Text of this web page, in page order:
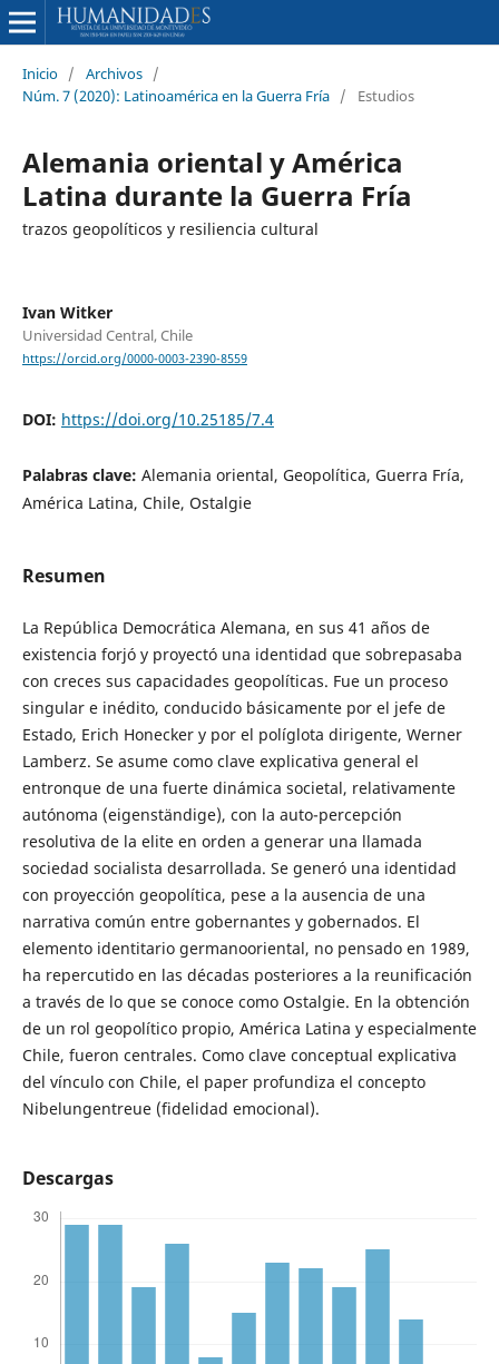
Inicio / Archivos /
Núm. 7 (2020): Latinoamérica en la Guerra Fría / Estudios
Alemania oriental y América
Latina durante la Guerra Fría
trazos geopolíticos y resiliencia cultural
Ivan Witker
Universidad Central, Chile
https://orcid.org/0000-0003-2390-8559
DOI: https://doi.org/10.25185/7.4
Palabras clave: Alemania oriental, Geopolítica, Guerra Fría,
América Latina, Chile, Ostalgie
Resumen
La República Democrática Alemana, en sus 41 años de
existencia forjó y proyectó una identidad que sobrepasaba
con creces sus capacidades geopolíticas. Fue un proceso
singular e inédito, conducido básicamente por el jefe de
Estado, Erich Honecker y por el políglota dirigente, Werner
Lamberz. Se asume como clave explicativa general el
entronque de una fuerte dinámica societal, relativamente
autónoma (eigenständige), con la auto-percepción
resolutiva de la elite en orden a generar una llamada
sociedad socialista desarrollada. Se generó una identidad
con proyección geopolítica, pese a la ausencia de una
narrativa común entre gobernantes y gobernados. El
elemento identitario germanooriental, no pensado en 1989,
ha repercutido en las décadas posteriores a la reunificación
a través de lo que se conoce como Ostalgie. En la obtención
de un rol geopolítico propio, América Latina y especialmente
Chile, fueron centrales. Como clave conceptual explicativa
del vínculo con Chile, el paper profundiza el concepto
Nibelungentreue (fidelidad emocional).
Descargas